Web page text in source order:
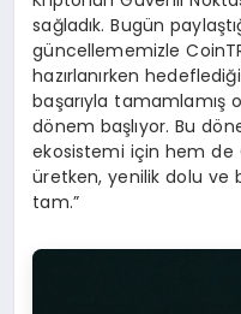
sağladık. Bugün
güncellememizle
hazırlanırken
başarıyla tamamlamış
dönem başlıyor. Bu
ekosistemi için hem de
üretken, yenilik dolu ve
tam.”